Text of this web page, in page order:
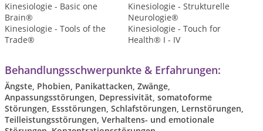
Kinesiologie - Basic one
Brain®
Kinesiologie - Strukturelle
Neurologie®
Kinesiologie - Tools of the
Trade®
Kinesiologie - Touch for
Health® I - IV
Behandlungsschwerpunkte & Erfahrungen:
Ängste, Phobien, Panikattacken, Zwänge,
Anpassungsstörungen, Depressivität, somatoforme
Störungen, Essstörungen, Schlafstörungen, Lernstörungen,
Teilleistungsstörungen, Verhaltens- und emotionale